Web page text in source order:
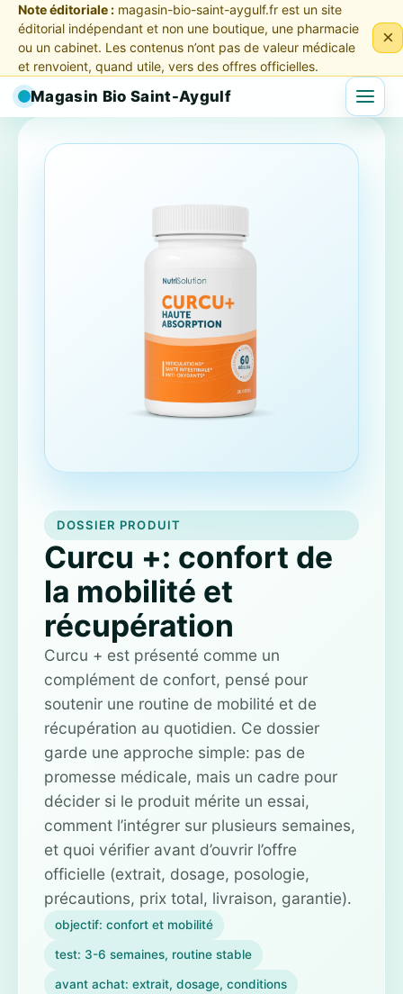
Note éditoriale : magasin-bio-saint-aygulf.fr est un site
éditorial indépendant et non une boutique, une pharmacie
ou un cabinet. Les contenus n’ont pas de valeur médicale
et renvoient, quand utile, vers des offres officielles.
×
Magasin Bio Saint-Aygulf Menu
DOSSIER PRODUIT
Curcu +: confort de
la mobilité et
récupération
Curcu + est présenté comme un
complément de confort, pensé pour
soutenir une routine de mobilité et de
récupération au quotidien. Ce dossier
garde une approche simple: pas de
promesse médicale, mais un cadre pour
décider si le produit mérite un essai,
comment l’intégrer sur plusieurs semaines,
et quoi vérifier avant d’ouvrir l’offre
officielle (extrait, dosage, posologie,
précautions, prix total, livraison, garantie).
objectif: confort et mobilité
test: 3-6 semaines, routine stable
avant achat: extrait, dosage, conditions